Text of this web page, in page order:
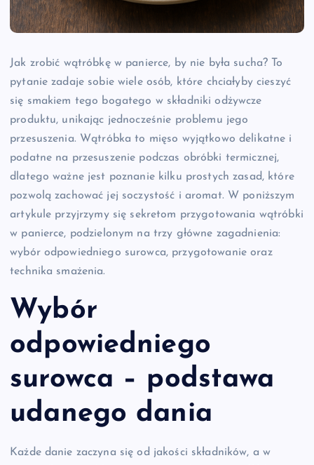
Jak zrobić wątróbkę w panierce, by nie była sucha? To
pytanie zadaje sobie wiele osób, które chciałyby cieszyć
się smakiem tego bogatego w składniki odżywcze
produktu, unikając jednocześnie problemu jego
przesuszenia. Wątróbka to mięso wyjątkowo delikatne i
podatne na przesuszenie podczas obróbki termicznej,
dlatego ważne jest poznanie kilku prostych zasad, które
pozwolą zachować jej soczystość i aromat. W poniższym
artykule przyjrzymy się sekretom przygotowania wątróbki
w panierce, podzielonym na trzy główne zagadnienia:
wybór odpowiedniego surowca, przygotowanie oraz
technika smażenia.
Wybór
odpowiedniego
surowca – podstawa
udanego dania
Każde danie zaczyna się od jakości składników, a w